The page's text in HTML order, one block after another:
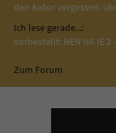
den Autor vergessen:
Ich lese gerade...:
vorbestellt: HEN NA IE
Zum Forum